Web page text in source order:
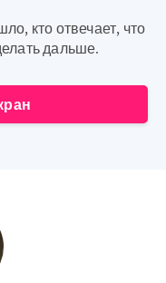
кто отвечает, что
дальше.